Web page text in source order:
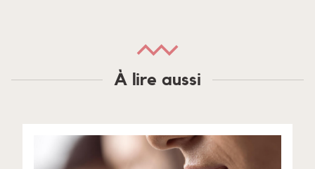
À lire aussi